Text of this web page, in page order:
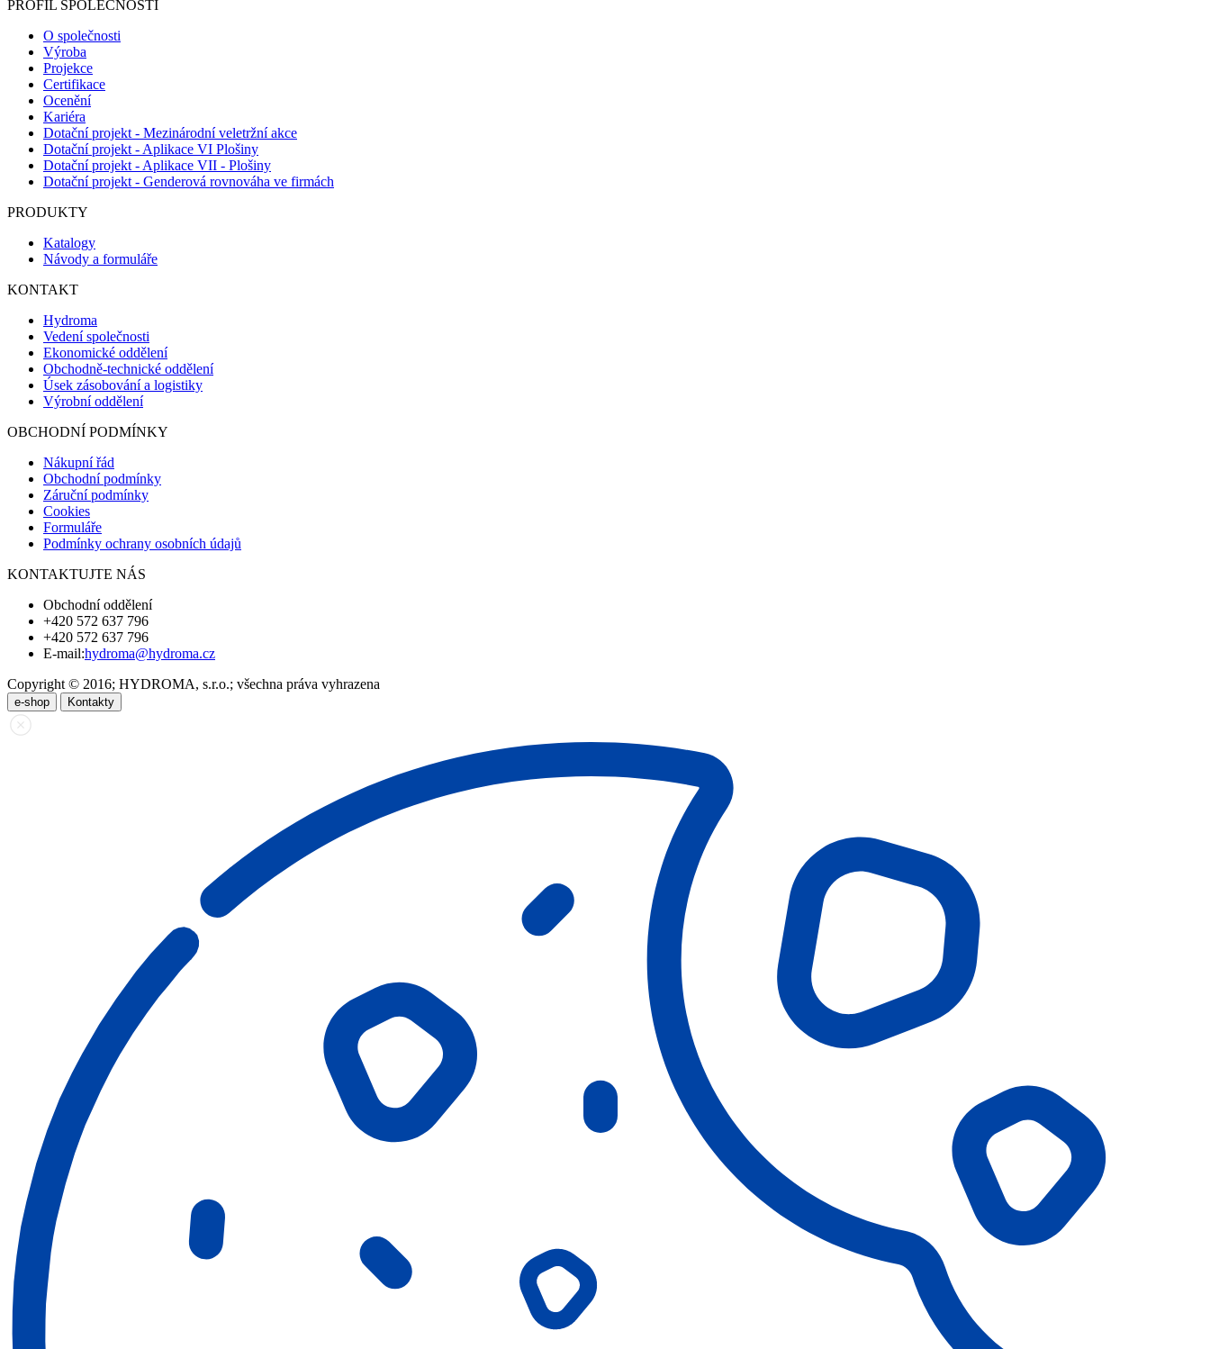
PROFIL SPOLEČNOSTI
O společnosti
Výroba
Projekce
Certifikace
Ocenění
Kariéra
Dotační projekt - Mezinárodní veletržní akce
Dotační projekt - Aplikace VI Plošiny
Dotační projekt - Aplikace VII - Plošiny
Dotační projekt - Genderová rovnováha ve firmách
PRODUKTY
Katalogy
Návody a formuláře
KONTAKT
Hydroma
Vedení společnosti
Ekonomické oddělení
Obchodně-technické oddělení
Úsek zásobování a logistiky
Výrobní oddělení
OBCHODNÍ PODMÍNKY
Nákupní řád
Obchodní podmínky
Záruční podmínky
Cookies
Formuláře
Podmínky ochrany osobních údajů
KONTAKTUJTE NÁS
Obchodní oddělení
+420 572 637 796
+420 572 637 796
E-mail:hydroma@hydroma.cz
Copyright © 2016; HYDROMA, s.r.o.; všechna práva vyhrazena
e-shop Kontakty